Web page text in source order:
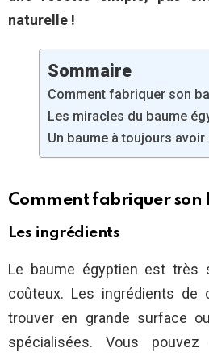
naturelle !
Sommaire
Comment fabriquer son
Les miracles du baume
Un baume à toujours avoir
Comment fabriquer son
Les ingrédients
Le baume égyptien est très
coûteux. Les ingrédients
trouver en grande surface
spécialisées. Vous